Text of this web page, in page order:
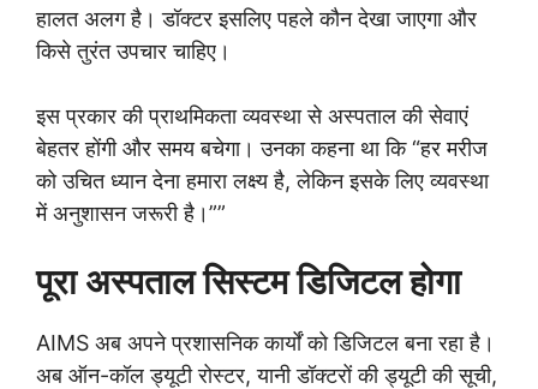
हालत अलग है। डॉक्टर इसलिए पहले कौन देखा जाएगा और
किसे तुरंत उपचार चाहिए।
इस प्रकार की प्राथमिकता व्यवस्था से अस्पताल की सेवाएं
बेहतर होंगी और समय बचेगा। उनका कहना था कि “हर मरीज
को उचित ध्यान देना हमारा लक्ष्य है, लेकिन इसके लिए व्यवस्था
में अनुशासन जरूरी है।””
पूरा अस्पताल सिस्टम डिजिटल होगा
AIMS अब अपने प्रशासनिक कार्यों को डिजिटल बना रहा है।
अब ऑन-कॉल ड्यूटी रोस्टर, यानी डॉक्टरों की ड्यूटी की सूची,